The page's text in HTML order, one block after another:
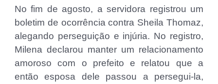
No fim de agosto, a servidora registrou um
boletim de ocorrência contra Sheila Thomaz,
alegando perseguição e injúria. No registro,
Milena declarou manter um relacionamento
amoroso com o prefeito e relatou que a
então esposa dele passou a persegui-la,